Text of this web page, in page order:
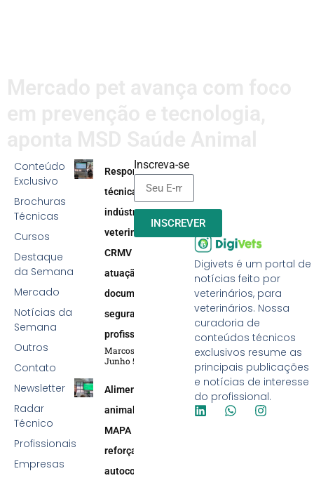
Digivets é um portal de
notícias feito por
veterinários, para
veterinários. Nossa
curadoria de
conteúdos técnicos
exclusivos resume as
principais publicações
e notícias de interesse
do profissional.
Conteúdo
Exclusivo
Brochuras
Técnicas
Cursos
Destaque
da Semana
Mercado
Notícias da
Semana
Outros
Contato
Newsletter
Radar
Técnico
Profissionais
Empresas
Responsabilidade
técnica na
indústria
veterinária:
CRMV reforça
atuação efetiva,
documentação e
segurança
profissional
Marcos Soares
Junho 5, 2026
Alimentação
animal:
MAPA
reforça
autocontrole,
Inscreva-se
INSCREVER